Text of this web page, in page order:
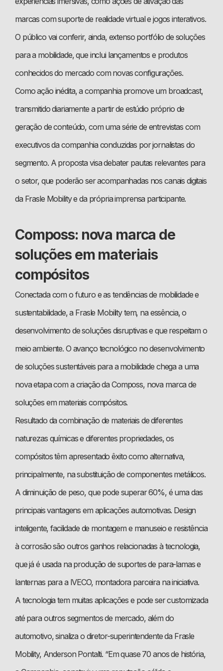
marcas com suporte de realidade virtual e jogos interativos.
O público vai conferir, ainda, extenso portfólio de soluções
para a mobilidade, que inclui lançamentos e produtos
conhecidos do mercado com novas configurações.
Como ação inédita, a companhia promove um broadcast,
transmitido diariamente a partir de estúdio próprio de
geração de conteúdo, com uma série de entrevistas com
executivos da companhia conduzidas por jornalistas do
segmento. A proposta visa debater pautas relevantes para
o setor, que poderão ser acompanhadas nos canais digitais
da Frasle Mobility e da própria imprensa participante.
Composs: nova marca de
soluções em materiais
compósitos
Conectada com o futuro e as tendências de mobilidade e
sustentabilidade, a Frasle Mobility tem, na essência, o
desenvolvimento de soluções disruptivas e que respeitam o
meio ambiente. O avanço tecnológico no desenvolvimento
de soluções sustentáveis para a mobilidade chega a uma
nova etapa com a criação da Composs, nova marca de
soluções em materiais compósitos.
Resultado da combinação de materiais de diferentes
naturezas químicas e diferentes propriedades, os
compósitos têm apresentado êxito como alternativa,
principalmente, na substituição de componentes metálicos.
A diminuição de peso, que pode superar 60%, é uma das
principais vantagens em aplicações automotivas. Design
inteligente, facilidade de montagem e manuseio e resistência
à corrosão são outros ganhos relacionadas à tecnologia,
que já é usada na produção de suportes de para-lamas e
lanternas para a IVECO, montadora parceira na iniciativa.
A tecnologia tem muitas aplicações e pode ser customizada
até para outros segmentos de mercado, além do
automotivo, sinaliza o diretor-superintendente da Frasle
Mobility, Anderson Pontalti. “Em quase 70 anos de história,